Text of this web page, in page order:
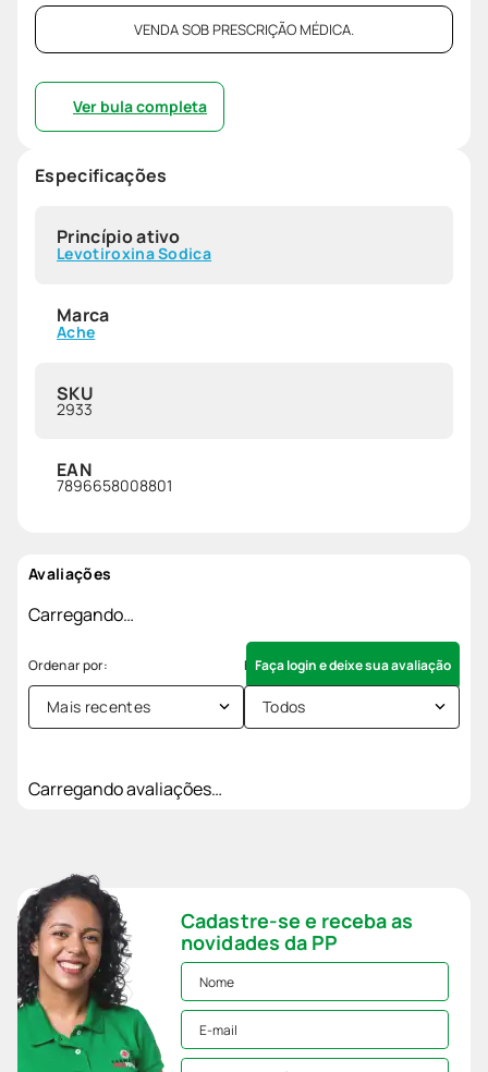
VENDA SOB PRESCRIÇÃO MÉDICA.
Ver bula completa
Especificações
Princípio ativo
Levotiroxina Sodica
Marca
Ache
SKU
2933
EAN
7896658008801
Avaliações
Carregando…
Faça login e deixe sua avaliação
Mais recentes Todos
Carregando avaliações…
Cadastre-se e receba as
novidades da PP